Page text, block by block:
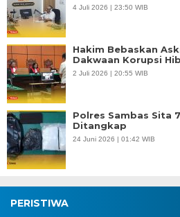
4 Juli 2026 | 23:50 WIB
Hakim Bebaskan
Dakwaan Korupsi
2 Juli 2026 | 20:55 WIB
Polres Sambas Sita
Ditangkap
24 Juni 2026 | 01:42 WIB
PERISTIWA